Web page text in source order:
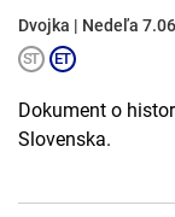
Dvojka | Nedeľa
Dokument o
Slovenska.